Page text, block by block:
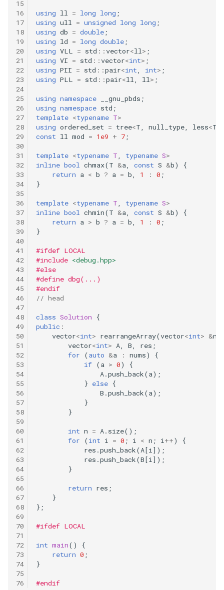
is-sorted
169.majority-element
179.largest-number
188.best-time-to-buy-and-
sell-stock-iv
190.reverse-bits
198.house-robber
202.happy-number
203.remove-linked-list-
elements
205.isomorphic-strings
206.reverse-linked-list
214.shortest-palindrome
217.contains-duplicate
219.contains-duplicate-ii
226.invert-binary-tree
231.power-of-two
239.sliding-window-maximum
258.add-digits
263.ugly-number
268.missing-number
283.move-zeroes
292.nim-game
295.find-median-from-data-
stream
297.serialize-and-
using ll = long long ;
using ull = unsigned long long ;
using db = double ;
using ld = long double ;
using VLL = std ::vector<ll > ;
using VI = std ::vector<int> ;
using PII = std ::pair<int int> ;
using PLL = std ::pair<ll ll > ;
using namespace __gnu_pbds ;
using namespace std ;
template <typename T>
using ordered_set = tree<T null_type less<T
const ll mod = 1e9 + 7 ;
template <typename T typename S>
inline bool chmax(T &a const S &b)
{
return a < b ? a = b 1 : 0 ;
}
template <typename T typename S>
inline bool chmin(T &a const S &b)
{
return a > b ? a = b 1 : 0 ;
}
#ifdef LOCAL
#include <debug.hpp>
#else
#define dbg(...)
#endif
// head
class Solution
{
public :
vector<int> rearrangeArray(vector<int> &
vector<int> A B res ;
for
(auto &a : nums)
{
if (a > 0)
{
A.push_back(a);
} else {
B .push_back(a);
}
}
int n = A. size();
for
(int i = 0 ; i < n ; i ++)
{
res .push_back(A[i ]);
res .push_back(B[i ]);
}
return res ;
}
};
#ifdef LOCAL
int main()
{
return 0 ;
}
#endif